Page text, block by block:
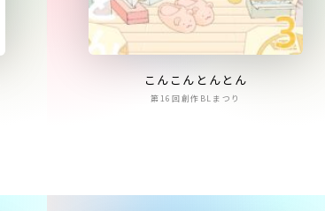
こんこんとんとん
第16回創作BLまつり